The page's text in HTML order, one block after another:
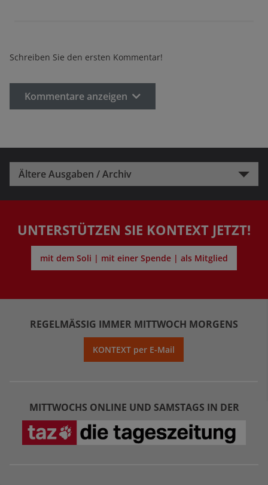
Schreiben Sie den ersten Kommentar!
Kommentare anzeigen
Ältere Ausgaben / Archiv
UNTERSTÜTZEN SIE KONTEXT JETZT!
mit dem Soli | mit einer Spende | als Mitglied
REGELMÄSSIG IMMER MITTWOCH MORGENS
KONTEXT per E-Mail
MITTWOCHS ONLINE UND SAMSTAGS IN DER